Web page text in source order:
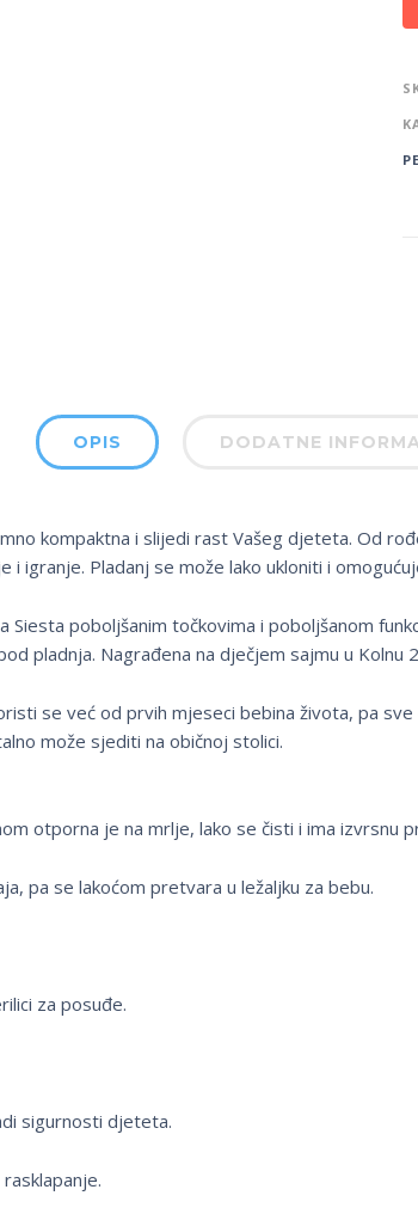
OPIS DODATNE
kompaktna i slijedi rast Vašeg djeteta. Od
i igranje. Pladanj se može lako ukloniti i
Siesta poboljšanim točkovima i poboljšanom
pladnja. Nagrađena na dječjem sajmu u Kolnu
se već od prvih mjeseci bebina života, pa
može sjediti na običnoj stolici.
otporna je na mrlje, lako se čisti i ima izvrsnu
pa se lakoćom pretvara u ležaljku za bebu.
za posuđe.
sigurnosti djeteta.